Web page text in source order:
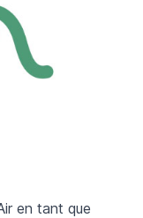
en tant que